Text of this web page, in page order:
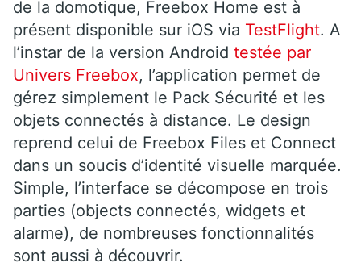
de la domotique, Freebox Home est à
présent disponible sur iOS via TestFlight. A
l’instar de la version Android testée par
Univers Freebox, l’application permet de
gérez simplement le Pack Sécurité et les
objets connectés à distance. Le design
reprend celui de Freebox Files et Connect
dans un soucis d’identité visuelle marquée.
Simple, l’interface se décompose en trois
parties (objects connectés, widgets et
alarme), de nombreuses fonctionnalités
sont aussi à découvrir.